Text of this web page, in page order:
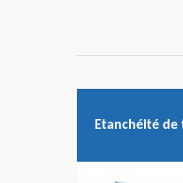
Etanchéité de